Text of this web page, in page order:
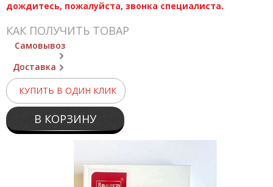
дождитесь, пожалуйста, звонка специалиста.
КАК ПОЛУЧИТЬ ТОВАР
Самовывоз
Доставка
КУПИТЬ В ОДИН КЛИК
В КОРЗИНУ